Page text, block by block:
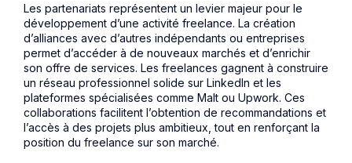
Les partenariats représentent un levier majeur pour le
développement d’une activité freelance. La création
d’alliances avec d’autres indépendants ou entreprises
permet d’accéder à de nouveaux marchés et d’enrichir
son offre de services. Les freelances gagnent à construire
un réseau professionnel solide sur LinkedIn et les
plateformes spécialisées comme Malt ou Upwork. Ces
collaborations facilitent l’obtention de recommandations et
l’accès à des projets plus ambitieux, tout en renforçant la
position du freelance sur son marché.